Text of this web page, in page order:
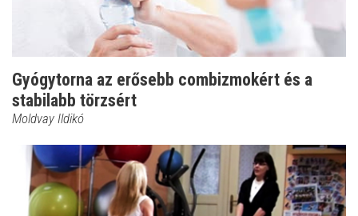
Gyógytorna az erősebb combizmokért és a
stabilabb törzsért
Moldvay Ildikó